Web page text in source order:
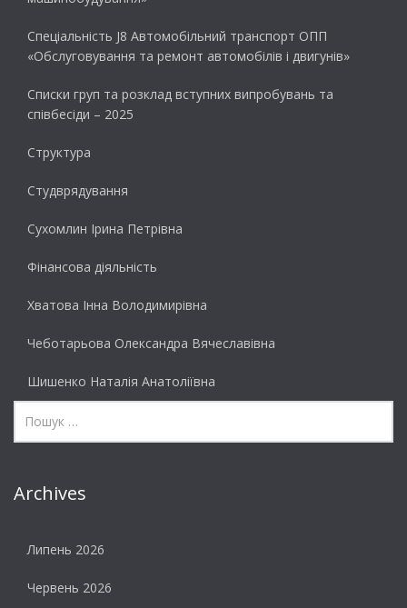
Спеціальність J8 Автомобільний транспорт ОПП
«Обслуговування та ремонт автомобілів і двигунів»
Списки груп та розклад вступних випробувань та
співбесіди – 2025
Структура
Студврядування
Сухомлин Ірина Петрівна
Фінансова діяльність
Хватова Інна Володимирівна
Чеботарьова Олександра Вячеславівна
Шишенко Наталія Анатоліївна
Archives
Липень 2026
Червень 2026